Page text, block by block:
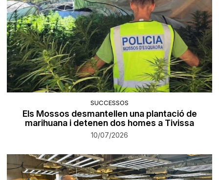
SUCCESSOS
Els Mossos desmantellen una plantació de
marihuana i detenen dos homes a Tivissa
10/07/2026